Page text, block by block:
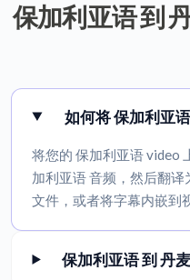
保加利亚语 到
如何将 保加利亚
将您的 保加利亚语 video
加利亚语 音频，然后翻
文件，或者将字幕内嵌到
保加利亚语 到 丹